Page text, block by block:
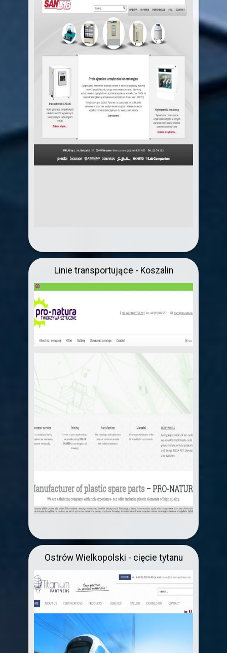
Linie transportujące - Koszalin
Ostrów Wielkopolski - cięcie tytanu